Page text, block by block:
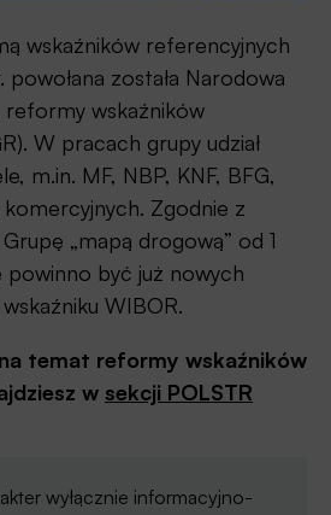
wskaźników referencyjnych
została Narodowa
reformy wskaźników
W pracach grupy udział
m.in. MF, NBP, KNF, BFG,
Zgodnie z
„mapą drogową” od 1
powinno być już nowych
WIBOR.
temat reformy wskaźników
w sekcji POLSTR
wyłącznie informacyjno-